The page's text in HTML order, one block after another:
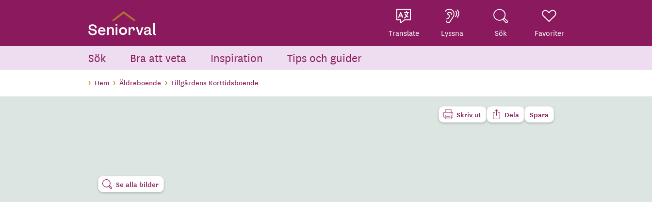
Translate Lyssna Sök Favoriter
Sök Bra att veta Inspiration Tips och guider
Hem Äldreboende Lillgårdens Korttidsboende
Skriv ut Dela Spara
Se alla bilder